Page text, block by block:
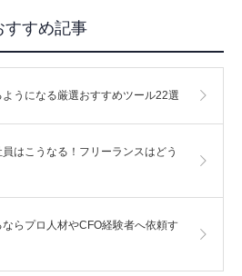
すすめ記事
うになる厳選おすすめツール22選
員はこうなる！フリーランスはどう
らプロ人材やCFO経験者へ依頼す